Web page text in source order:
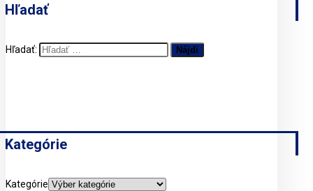
Hľadať
Hľadať:
Kategórie
Kategórie